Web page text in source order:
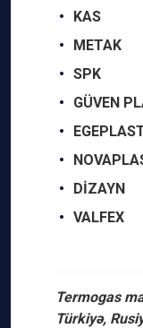
KAS
METAK
SPK
GÜVEN
DİZAYN
VALFEX
Termogas
Türkiyə,